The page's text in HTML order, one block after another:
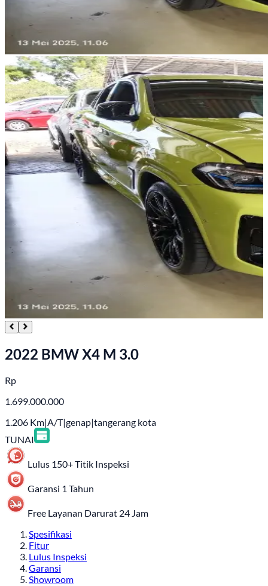
2022 BMW X4 M 3.0
Rp
1.699.000.000
1.206 Km|A/T|genap|tangerang kota
TUNAI
Lulus 150+ Titik Inspeksi
Garansi 1 Tahun
Free Layanan Darurat 24 Jam
Spesifikasi
Fitur
Lulus Inspeksi
Garansi
Showroom